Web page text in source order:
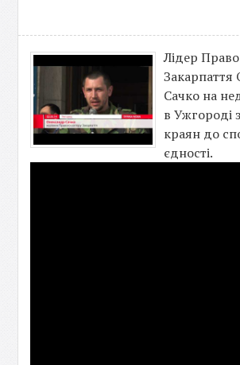
Лідер
Закарпаття
Сачко на
в Ужгороді
краян до
єдності.